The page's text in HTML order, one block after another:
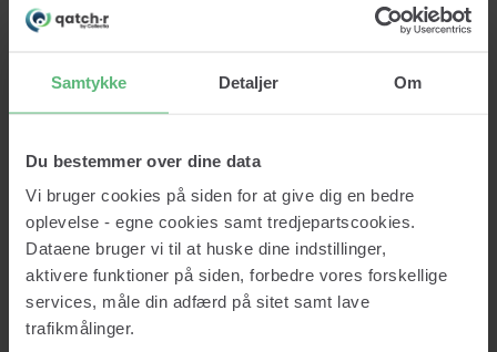
Samtykke Detaljer Om
Du bestemmer over dine data
Vi bruger cookies på siden for at give dig en bedre
oplevelse - egne cookies samt tredjepartscookies.
Dataene bruger vi til at huske dine indstillinger,
aktivere funktioner på siden, forbedre vores forskellige
services, måle din adfærd på sitet samt lave
trafikmålinger.
Ubetalte regninger opstår sjældent tilfældigt. I langt de fleste
tilfælde kan problemerne spores tilbage til beslutninger, der
Læs nu
Services
Kreditopslag
Monitorering
Kreditrapport